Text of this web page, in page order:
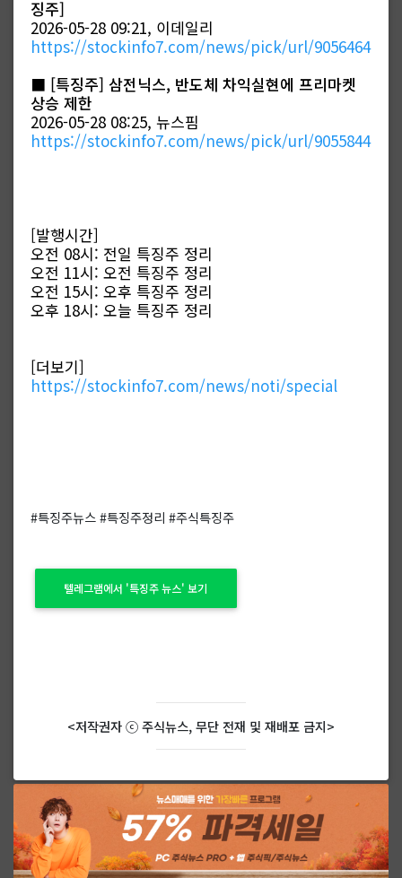
징주]
2026-05-28 09:21, 이데일리
https://stockinfo7.com/news/pick/url/9056464
■ [특징주] 삼전닉스, 반도체 차익실현에 프리마켓
상승 제한
2026-05-28 08:25, 뉴스핌
https://stockinfo7.com/news/pick/url/9055844
[발행시간]
오전 08시: 전일 특징주 정리
오전 11시: 오전 특징주 정리
오전 15시: 오후 특징주 정리
오후 18시: 오늘 특징주 정리
[더보기]
https://stockinfo7.com/news/noti/special
#특징주뉴스 #특징주정리 #주식특징주
텔레그램에서 '특징주 뉴스' 보기
<저작권자 ⓒ 주식뉴스, 무단 전재 및 재배포 금지>